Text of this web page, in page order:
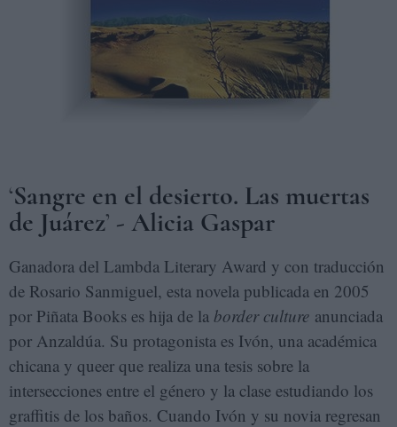
‘Sangre en el desierto. Las muertas
de Juárez’ - Alicia Gaspar
Ganadora del Lambda Literary Award y con traducción
de Rosario Sanmiguel, esta novela publicada en 2005
por Piñata Books es hija de la border culture anunciada
por Anzaldúa. Su protagonista es Ivón, una académica
chicana y queer que realiza una tesis sobre la
intersecciones entre el género y la clase estudiando los
graffitis de los baños. Cuando Ivón y su novia regresan